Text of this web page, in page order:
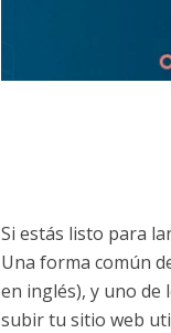
Si estás listo para
Una forma común
en inglés), y uno de
subir tu sitio web